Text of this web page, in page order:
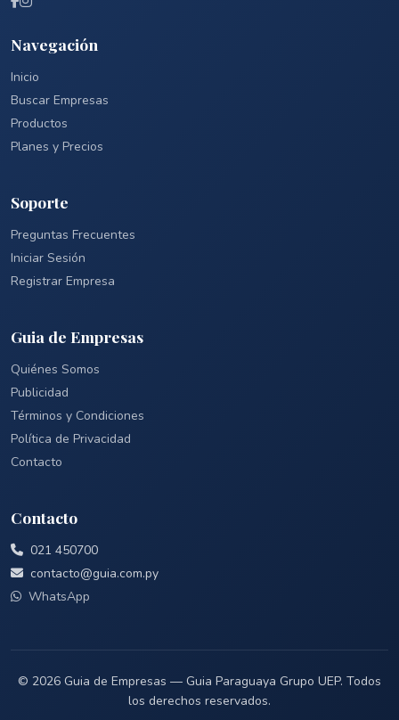
Navegación
Inicio
Buscar Empresas
Productos
Planes y Precios
Soporte
Preguntas Frecuentes
Iniciar Sesión
Registrar Empresa
Guia de Empresas
Quiénes Somos
Publicidad
Términos y Condiciones
Política de Privacidad
Contacto
Contacto
021 450700
contacto@guia.com.py
WhatsApp
© 2026 Guia de Empresas — Guia Paraguaya Grupo UEP. Todos
los derechos reservados.